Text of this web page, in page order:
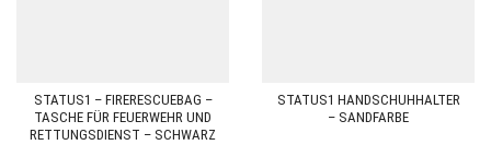
STATUS1 – FIRERESCUEBAG –
TASCHE FÜR FEUERWEHR UND
RETTUNGSDIENST – SCHWARZ
STATUS1 HANDSCHUHHALTER
– SANDFARBE